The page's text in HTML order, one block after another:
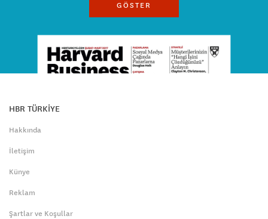
GÖSTER
HBR TÜRKİYE
Hakkında
İletişim
Künye
Reklam
Şartlar ve Koşullar